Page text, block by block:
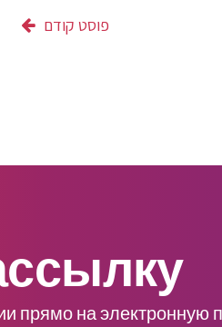
פוסט קודם
прямо на электронную